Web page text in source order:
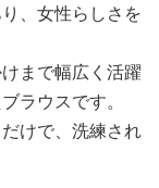
、女性らしさを
まで幅広く活躍
ラウスです。
けで、洗練され